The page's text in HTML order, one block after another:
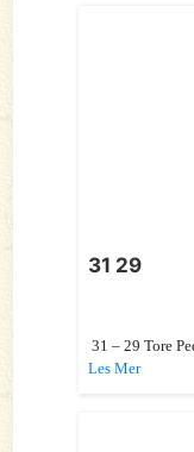
31 29
31 – 29 Tore
Les Mer